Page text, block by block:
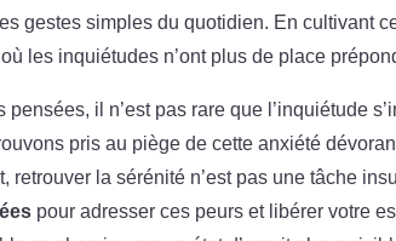
gestes simples du quotidien. En cultivant
les inquiétudes n’ont plus de place
il n’est pas rare que l’inquiétude
pris au piège de cette anxiété
retrouver la sérénité n’est pas une tâche
pour adresser ces peurs et libérer votre